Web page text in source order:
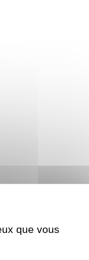
que vous